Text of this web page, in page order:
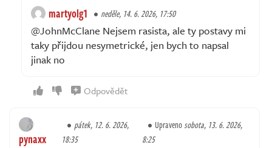
martyolg1 neděle, 14. 6. 2026, 17:50
@JohnMcClane Nejsem rasista, ale ty postavy mi
taky přijdou nesymetrické, jen bych to napsal
jinak no
Odpovědět
pynaxx
pátek, 12. 6. 2026,
18:35
Upravenosobota, 13. 6. 2026,
8:25